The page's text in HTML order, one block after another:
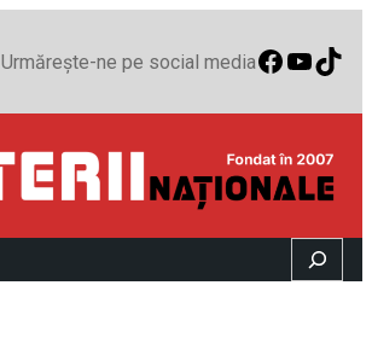
Urmărește-ne pe social media
Search